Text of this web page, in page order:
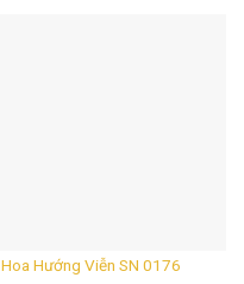
Hoa Hướng Viễn SN 0176